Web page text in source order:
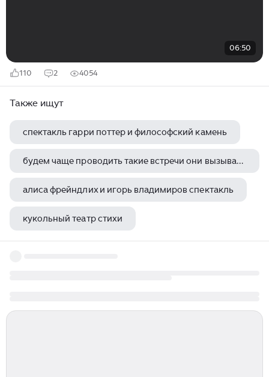
06:50
110 2 4054
Также ищут
спектакль гарри поттер и философский камень
будем чаще проводить такие встречи они вызывают интерес у молодежи развивают их любовь к театру
алиса фрейндлих и игорь владимиров спектакль
кукольный театр стихи